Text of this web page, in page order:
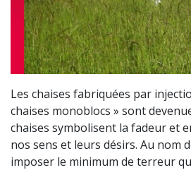
Les chaises fabriquées par
chaises monoblocs » sont
chaises symbolisent la fadeur et
nos sens et leurs désirs. Au nom
imposer le minimum de terreur